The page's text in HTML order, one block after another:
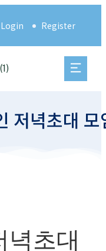
Login Register
저녁초대 모
녁초대